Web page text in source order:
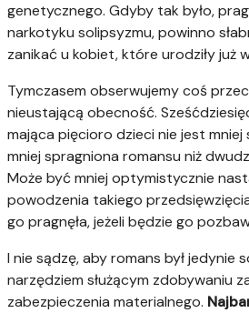
genetycznego. Gdyby tak było,
narkotyku solipsyzmu, powinno
zanikać u kobiet, które urodziły już
Tymczasem obserwujemy coś
nieustającą obecność.
mająca pięcioro dzieci nie jest
mniej spragniona romansu niż
Może być mniej optymistycznie
powodzenia takiego
go pragnęła, jeżeli będzie go
I nie sądzę, aby romans był jedynie
narzędziem służącym zdobywaniu
zabezpieczenia materialnego.